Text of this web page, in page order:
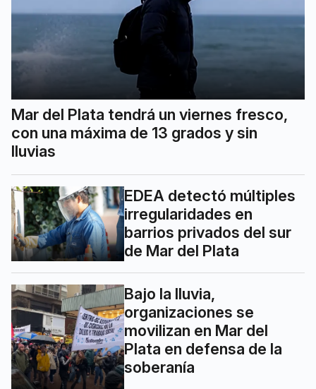
Mar del Plata tendrá un viernes fresco,
con una máxima de 13 grados y sin
lluvias
EDEA detectó múltiples
irregularidades en
barrios privados del sur
de Mar del Plata
Bajo la lluvia,
organizaciones se
movilizan en Mar del
Plata en defensa de la
soberanía